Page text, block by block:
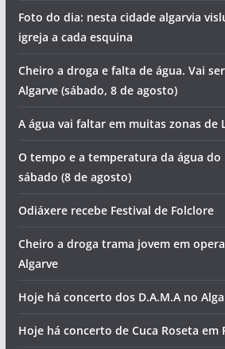
Foto do dia: nesta cidade algarvia
igreja a cada esquina
Cheiro a droga e falta de água. Vai
Algarve (sábado, 8 de agosto)
A água vai faltar em muitas zonas de
O tempo e a temperatura da água do
sábado (8 de agosto)
Odiáxere recebe Festival de Folclore
Cheiro a droga trama jovem em
Algarve
Hoje há concerto dos D.A.M.A no
Hoje há concerto de Cuca Roseta em